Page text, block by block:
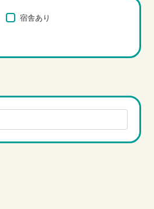
宿舎あり